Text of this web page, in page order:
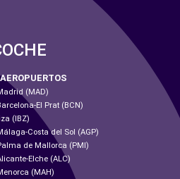
(MAD)
El Prat (BCN)
(IBZ)
Costa del Sol (AGP)
de Mallorca (PMI)
Elche (ALC)
(MAH)